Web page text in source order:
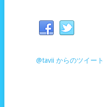
@tavii からのツイート